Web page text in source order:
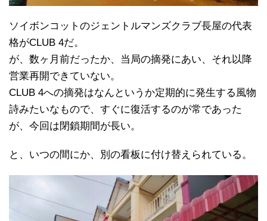
ソイボンコットのジェントルマンズクラブ長屋の代表
格がCLUB 4だ。
が、数ヶ月前だったか、当局の摘発にあい、それ以降
営業再開できていない。
CLUB 4への摘発はなんというか定期的に発生する風物
詩みたいなもので、すぐに復活するのが常であった
が、今回は閉鎖期間が長い。
と、いつの間にか、別の看板に付け替えられている。